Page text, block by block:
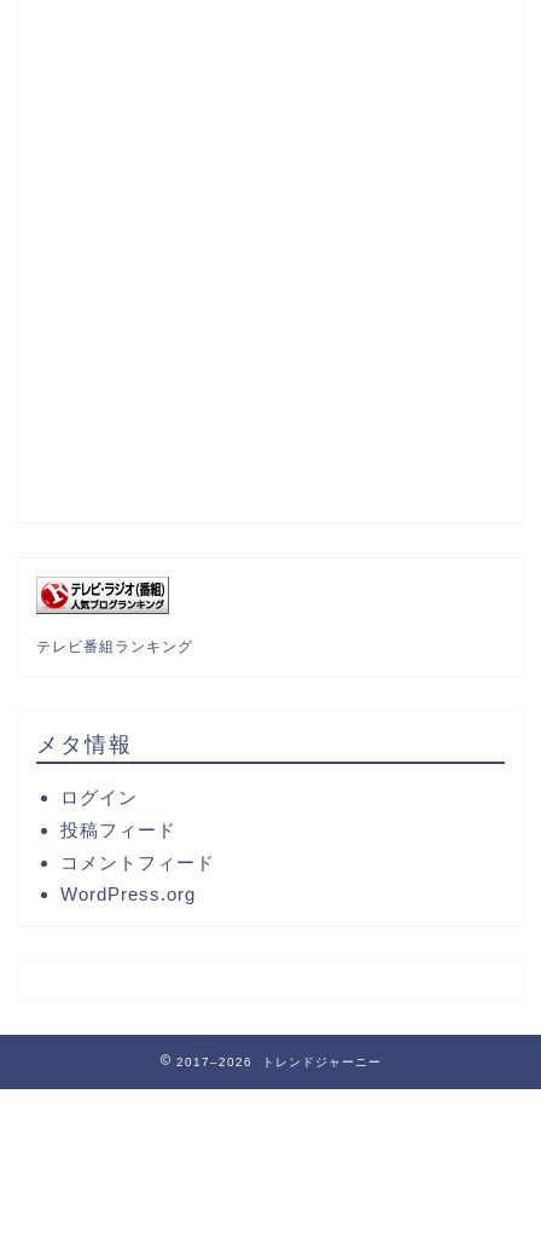
テレビ番組ランキング
メタ情報
ログイン
投稿フィード
コメントフィード
WordPress.org
2017–2026 トレンドジャーニー